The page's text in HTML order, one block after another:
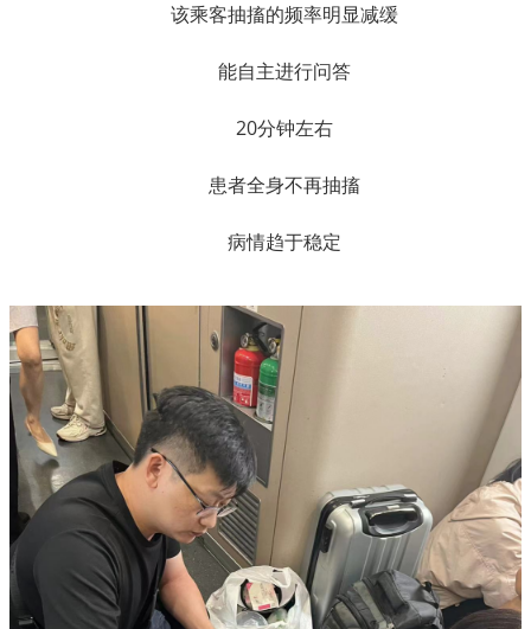
该乘客抽搐的频率明显减缓
能自主进行问答
20分钟左右
患者全身不再抽搐
病情趋于稳定